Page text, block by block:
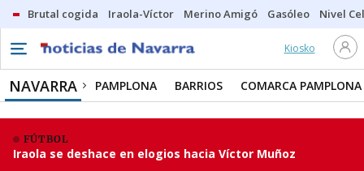
Brutal cogida Iraola-Víctor Merino Amigó Gasóleo Nivel
Kiosko
NAVARRA PAMPLONA BARRIOS COMARCA PAMPLONA
FÚTBOL
Iraola se deshace en elogios hacia Víctor Muñoz